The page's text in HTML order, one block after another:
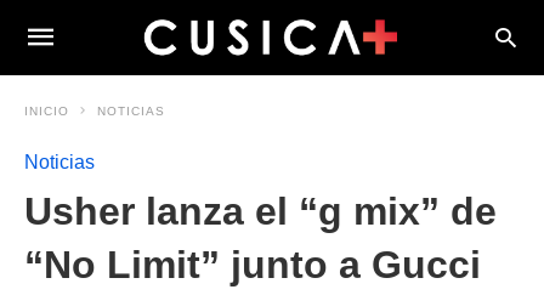
INICIO NOTICIAS
Noticias
Usher lanza el “g mix” de
“No Limit” junto a Gucci